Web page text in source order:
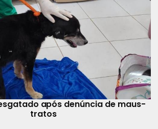
após denúncia de maus-
tratos